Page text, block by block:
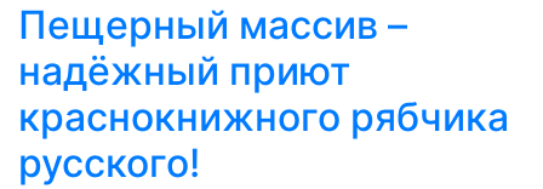
Пещерный массив –
надёжный приют
краснокнижного рябчика
русского!